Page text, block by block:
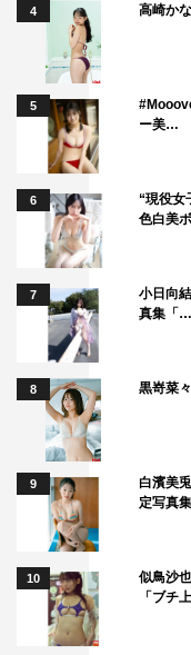
CBC
毎週（火）深夜1時20
HBC
毎週（火）深夜1時29
毎週（火）深夜1時28
主演：中沢元紀
監督：山浦未陽
脚本：武田雄樹
原作：ヨネマイ『幸
秋）
制作プロダクション
共同制作：
製作：「幸せになり
©「幸せになりたい
4 高崎か
5
ー美…
6
“現役女
色白美
7
小日向
真集「…
8 黒嵜菜
9
白濱美
定写真
10
似鳥沙
「ブチ